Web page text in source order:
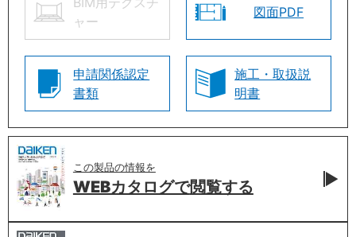
ャー
図面PDF
申請関係認定
書類
施工・取扱説
明書
この製品の情報を
WEBカタログで閲覧する